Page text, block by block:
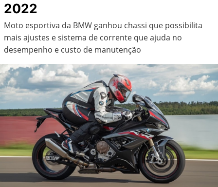
2022
Moto esportiva da BMW ganhou chassi que possibilita
mais ajustes e sistema de corrente que ajuda no
desempenho e custo de manutenção